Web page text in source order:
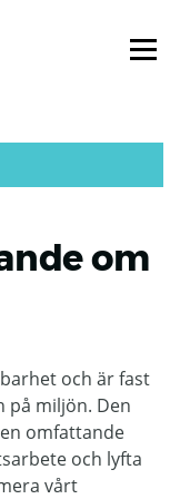
om
och är fast
på miljön. Den
omfattande
och lyfta
vårt